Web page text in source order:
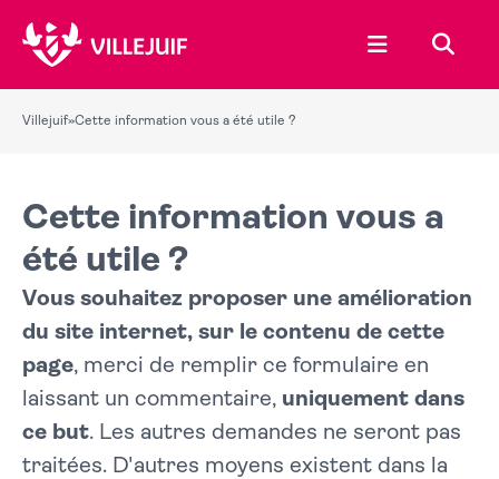
Ouvrir le
Villejuif»Cette information vous a été utile ?
Cette information vous a
été utile ?
Vous souhaitez proposer une amélioration
du site internet, sur le contenu de cette
page, merci de remplir ce formulaire en
laissant un commentaire, uniquement dans
ce but. Les autres demandes ne seront pas
traitées. D'autres moyens existent dans la